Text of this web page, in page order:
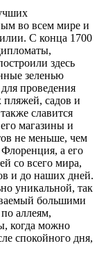
во всем мире и
С конца 1700
здесь
зеленью
проведения
садов и
славится
магазины и
не меньше, чем
а его
со всего мира,
и до наших дней.
уникальной, так
большими
аллеям,
когда можно
спокойного дня,